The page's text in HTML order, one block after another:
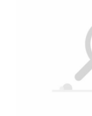
持创新趋势，为电池行业
务服务电话24小时保持畅
难。在此博研电源再次祝